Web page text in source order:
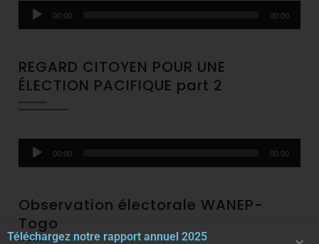
Audio
Player
00:00 00:00
REGARD CITOYEN POUR UNE
ÉLECTION PACIFIQUE part 2
Audio
Player
00:00 00:00
Observation électorale WANEP-
Togo
Téléchargez notre rapport annuel 2025